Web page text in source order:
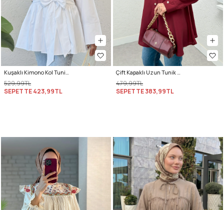
529,99TL
SEPETTE423,99TL
479,99TL
SEPETTE383,99TL